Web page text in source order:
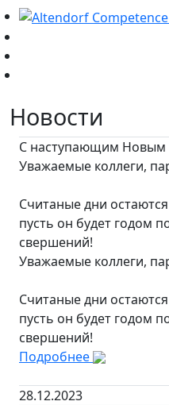
Новости
С наступающим Новым
Уважаемые коллеги,
Считаные дни
пусть он будет годом
свершений!
Уважаемые коллеги,
Считаные дни
пусть он будет годом
свершений!
Подробнее
28.12.2023